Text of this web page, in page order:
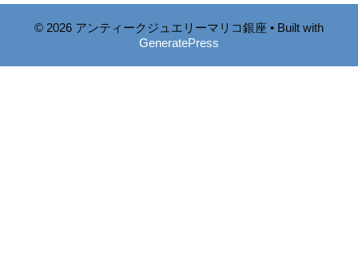
© 2026 アンティークジュエリーマリコ銀座 • Built with
GeneratePress